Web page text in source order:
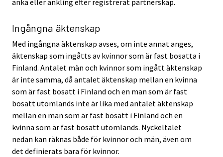
Ingångna äktenskap
Med ingångna äktenskap avses, om inte annat anges,
äktenskap som ingåtts av kvinnor som är fast bosatta i
Finland. Antalet män och kvinnor som ingått äktenskap
är inte samma, då antalet äktenskap mellan en kvinna
som är fast bosatt i Finland och en man som är fast
bosatt utomlands inte är lika med antalet äktenskap
mellan en man som är fast bosatt i Finland och en
kvinna som är fast bosatt utomlands. Nyckeltalet
nedan kan räknas både för kvinnor och män, även om
det definierats bara för kvinnor.